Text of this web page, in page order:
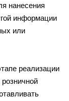
нанесения
информации
или
реализации